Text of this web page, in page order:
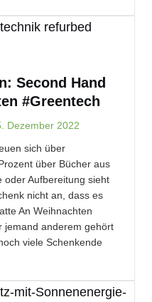
Second Hand
#Greentech
Dezember 2022
sich über
über Bücher aus
oder Aufbereitung sieht
nicht an, dass es
An Weihnachten
jemand anderem gehört
viele Schenkende